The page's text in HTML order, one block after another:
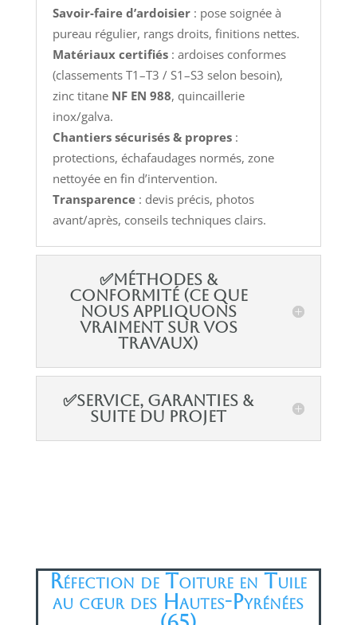
Savoir-faire d’ardoisier: pose soignée à
pureau régulier, rangs droits, finitions nettes.
Matériaux certifiés: ardoises conformes
(classements T1–T3 / S1–S3 selon besoin),
zinc titane NF EN 988, quincaillerie
inox/galva.
Chantiers sécurisés & propres:
protections, échafaudages normés, zone
nettoyée en fin d’intervention.
Transparence: devis précis, photos
avant/après, conseils techniques clairs.
✅Méthodes &
conformité (ce que
nous appliquons
vraiment sur vos
travaux)
✅Service, garanties &
suite du projet
Réfection de Toiture en Tuile
au cœur des Hautes-Pyrénées